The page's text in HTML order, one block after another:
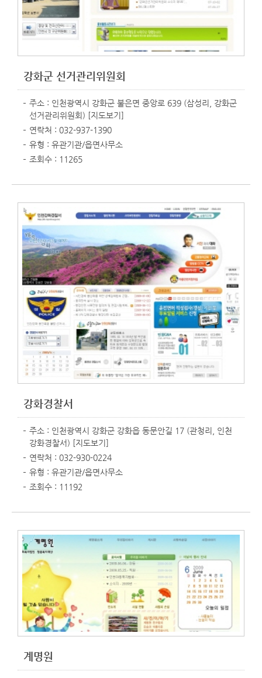
강화군 선거관리위원회
주소 : 인천광역시 강화군 불은면 중앙로 639 (삼성리, 강화군
선거관리위원회) [지도보기]
연락처 : 032-937-1390
유형 : 유관기관/읍면사무소
조회수 : 11265
강화경찰서
주소 : 인천광역시 강화군 강화읍 동문안길 17 (관청리, 인천
강화경찰서) [지도보기]
연락처 : 032-930-0224
유형 : 유관기관/읍면사무소
조회수 : 11192
계명원